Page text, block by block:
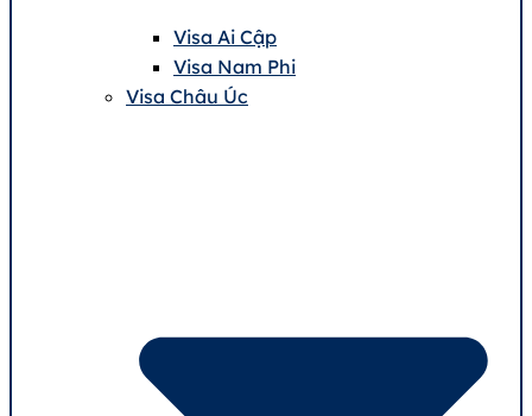
Visa Ai Cập
Visa Nam Phi
Visa Châu Úc